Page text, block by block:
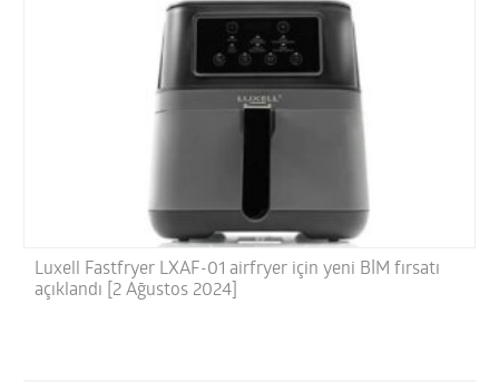
Luxell Fastfryer LXAF-01 airfryer için yeni BİM fırsatı
açıklandı [2 Ağustos 2024]